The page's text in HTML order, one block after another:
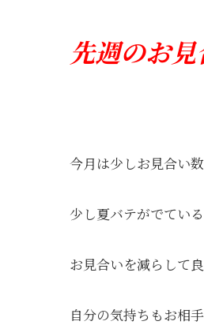
先週のお
今月は少しお見合い
少し夏バテがでてい
お見合いを減らして
自分の気持ちもお相